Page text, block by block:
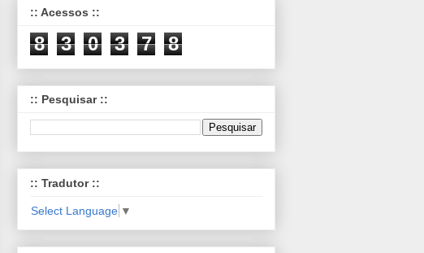
:: Acessos ::
8 3 0 3 7 8
:: Pesquisar ::
:: Tradutor ::
Select Language ▼